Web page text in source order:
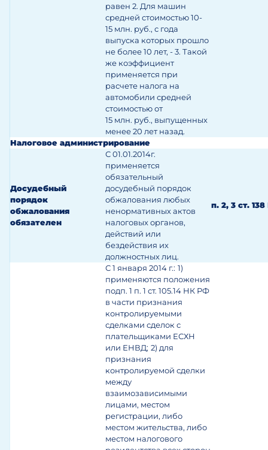
равен 2. Для машин
средней стоимостью 10-
15 млн. руб., с года
выпуска которых прошло
не более 10 лет, - 3. Такой
же коэффициент
применяется при
расчете налога на
автомобили средней
стоимостью от
15 млн. руб., выпущенных
менее 20 лет назад.
Налоговое администрирование
Досудебный
порядок
обжалования
обязателен
С 01.01.2014г.
применяется
обязательный
досудебный порядок
обжалования любых
ненормативных актов
налоговых органов,
действий или
бездействия их
должностных лиц.
п. 2, 3 ст.
С 1 января 2014 г.: 1)
применяются положения
подп. 1 п. 1 ст. 105.14 НК РФ
в части признания
контролируемыми
сделками сделок с
плательщиками ЕСХН
или ЕНВД; 2) для
признания
контролируемой сделки
между
взаимозависимыми
лицами, местом
регистрации, либо
местом жительства, либо
местом налогового